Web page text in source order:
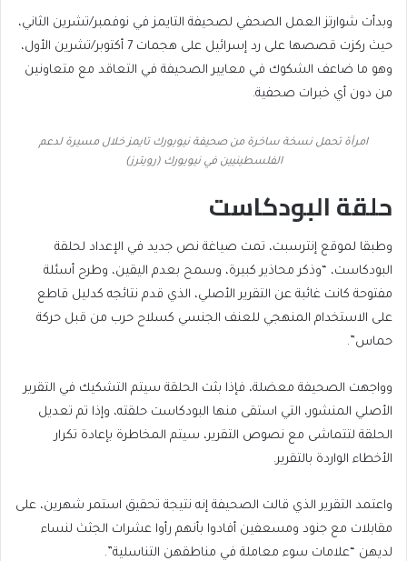
وبدأت شوارتز العمل الصحفي لصحيفة التايمز في نوفمبر/تشرين الثاني،
حيث ركزت قصصها على رد إسرائيل على هجمات 7 أكتوبر/تشرين الأول،
وهو ما ضاعف الشكوك في معايير الصحيفة في التعاقد مع متعاونين
من دون أي خبرات صحفية.
امرأة تحمل نسخة ساخرة من صحيفة نيويورك تايمز خلال مسيرة لدعم
الفلسطينيين في نيويورك (رويترز)
حلقة البودكاست
وطبقا لموقع إنترسبت، تمت صياغة نص جديد في الإعداد لحلقة
البودكاست، “وذكر محاذير كبيرة، وسمح بعدم اليقين، وطرح أسئلة
مفتوحة كانت غائبة عن التقرير الأصلي، الذي قدم نتائجه كدليل قاطع
على الاستخدام المنهجي للعنف الجنسي كسلاح حرب من قبل حركة
حماس”.
وواجهت الصحيفة معضلة، فإذا بثت الحلقة سيتم التشكيك في التقرير
الأصلي المنشور، التي استقى منها البودكاست حلقته، وإذا تم تعديل
الحلقة لتتماشى مع نصوص التقرير، سيتم المخاطرة بإعادة تكرار
الأخطاء الواردة بالتقرير.
واعتمد التقرير الذي قالت الصحيفة إنه نتيجة تحقيق استمر شهرين، على
مقابلات مع جنود ومسعفين أفادوا بأنهم رأوا عشرات الجثث لنساء
لديهن “علامات سوء معاملة في مناطقهن التناسلية”.